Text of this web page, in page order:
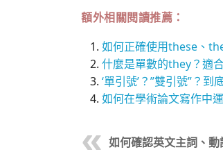
額外相關閱讀推薦：
如何正確使用these、
什麼是單數的they？適
‘單引號’？”雙引號”？
如何在學術論文寫作中
如何確認英文主詞、動